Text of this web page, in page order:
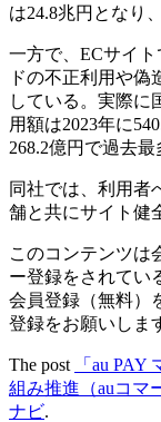
は24.8兆円となり
一方で、ECサイ
ドの不正利用や偽
している。実際に
用額は2023年に
268.2億円で過去最
同社では、利用者
舗と共にサイト健
このコンテンツは
ー登録をされてい
会員登録（無料）
登録をお願いしま
The post
「au
組み推進（auコマ
ナビ.